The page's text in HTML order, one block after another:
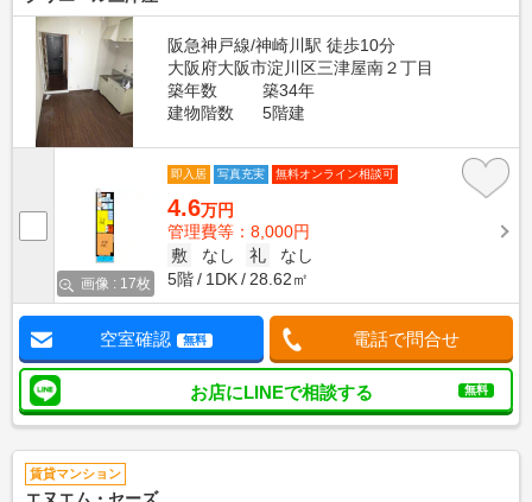
阪急神戸線/神崎川駅 徒歩10分
大阪府大阪市淀川区三津屋南２丁目
築年数
築34年
建物階数
5階建
画像 : 17枚
即入居 写真充実 無料オンライン相談可
4.6万円
管理費等：8,000円
敷
なし 礼
なし
5階
1DK 28.62㎡
空室確認 無料 電話で問合せ
お店にLINEで相談する 無料
賃貸マンション